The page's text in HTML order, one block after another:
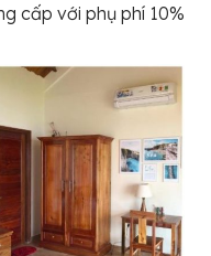
cấp với phụ phí 10%